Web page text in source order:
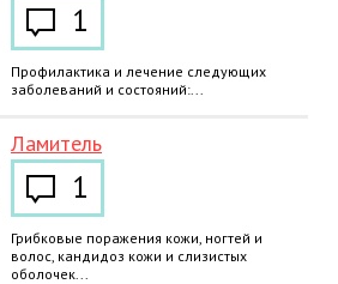
1
Профилактика и лечение следующих
заболеваний и состояний:...
Ламитель
1
Грибковые поражения кожи, ногтей и
волос, кандидоз кожи и слизистых
оболочек...